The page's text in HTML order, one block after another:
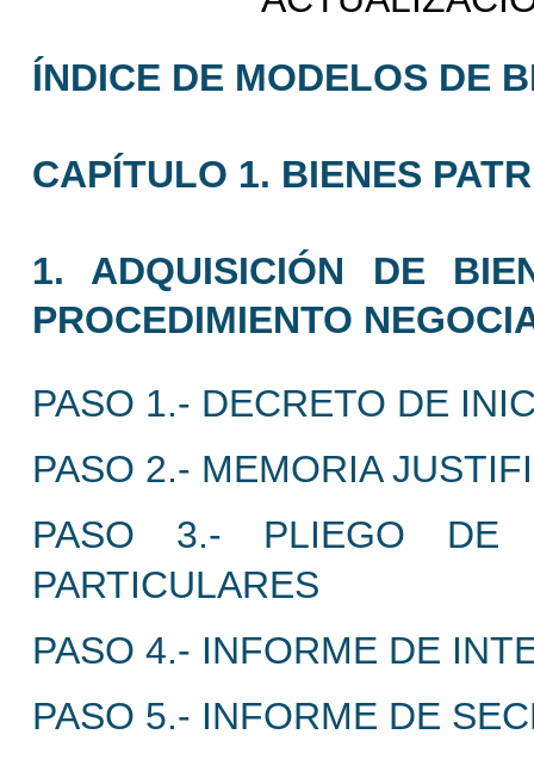
ÍNDICE DE MODELOS DE
CAPÍTULO 1. BIENES
1. ADQUISICIÓN DE
PROCEDIMIENTO
PASO 1.- DECRETO DE
PASO 2.- MEMORIA
PASO 3.- PLIEGO DE
PARTICULARES
PASO 4.- INFORME DE
PASO 5.- INFORME DE